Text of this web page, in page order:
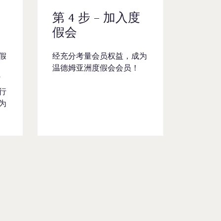
第 4 步 – 加入度
假会
经充分考量会员权益，成为
温德姆亚洲度假会会员！